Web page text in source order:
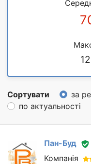
Сортувати за
по актуальності
Пан-Буд
Компанія